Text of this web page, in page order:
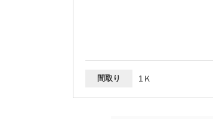
間取り 1Ｋ